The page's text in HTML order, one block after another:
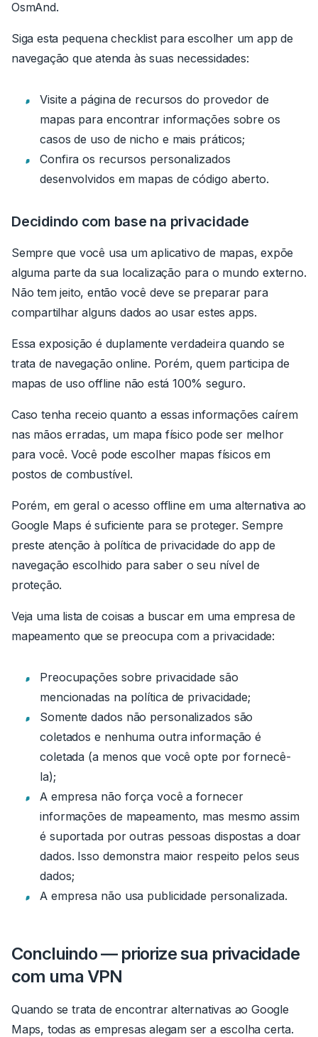
OsmAnd.
Siga esta pequena checklist para escolher um app de
navegação que atenda às suas necessidades:
Visite a página de recursos do provedor de
mapas para encontrar informações sobre os
casos de uso de nicho e mais práticos;
Confira os recursos personalizados
desenvolvidos em mapas de código aberto.
Decidindo com base na privacidade
Sempre que você usa um aplicativo de mapas, expõe
alguma parte da sua localização para o mundo externo.
Não tem jeito, então você deve se preparar para
compartilhar alguns dados ao usar estes apps.
Essa exposição é duplamente verdadeira quando se
trata de navegação online. Porém, quem participa de
mapas de uso offline não está 100% seguro.
Caso tenha receio quanto a essas informações caírem
nas mãos erradas, um mapa físico pode ser melhor
para você. Você pode escolher mapas físicos em
postos de combustível.
Porém, em geral o acesso offline em uma alternativa ao
Google Maps é suficiente para se proteger. Sempre
preste atenção à política de privacidade do app de
navegação escolhido para saber o seu nível de
proteção.
Veja uma lista de coisas a buscar em uma empresa de
mapeamento que se preocupa com a privacidade:
Preocupações sobre privacidade são
mencionadas na política de privacidade;
Somente dados não personalizados são
coletados e nenhuma outra informação é
coletada (a menos que você opte por fornecê-
la);
A empresa não força você a fornecer
informações de mapeamento, mas mesmo assim
é suportada por outras pessoas dispostas a doar
dados. Isso demonstra maior respeito pelos seus
dados;
A empresa não usa publicidade personalizada.
Concluindo — priorize sua privacidade
com uma VPN
Quando se trata de encontrar alternativas ao Google
Maps, todas as empresas alegam ser a escolha certa.